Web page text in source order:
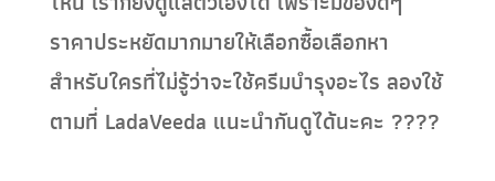
ราคาประหยัดมากมายให้เลือกซื้อเลือกหา
สำหรับใครที่ไม่รู้ว่าจะใช้ครีมบำรุงอะไร ลองใช้
ตามที่ LadaVeeda แนะนำกันดูได้นะคะ ????